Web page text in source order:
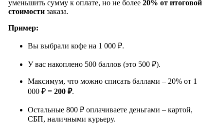
уменьшить сумму к оплате, но не более 20% от итоговой
стоимостизаказа.
Пример:
Вы выбрали кофе на 1 000 ₽.
У вас накоплено 500 баллов (это 500 ₽).
Максимум, что можно списать баллами – 20% от 1
000 ₽ = 200 ₽.
Остальные 800 ₽ оплачиваете деньгами – картой,
СБП, наличными курьеру.